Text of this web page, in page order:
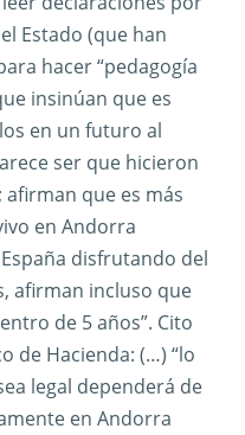
Estado (que han
hacer “pedagogía
insinúan que es
en un futuro al
ser que hicieron
que es más
en Andorra
disfrutando del
afirman incluso que
de 5 años”. Cito
de Hacienda: (…) “lo
legal dependerá de
en Andorra